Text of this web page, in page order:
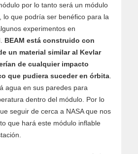
por lo tanto será un módulo
lo que podría ser benéfico para la
experimentos en
BEAM está construido con
un material similar al Kevlar
de cualquier impacto
que pudiera suceder en órbita.
agua en sus paredes para
dentro del módulo. Por lo
seguir de cerca a NASA que nos
que hará este módulo inflable